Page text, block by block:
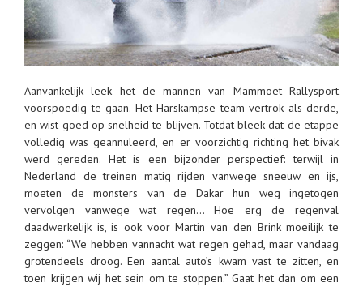
Aanvankelijk leek het de mannen van Mammoet Rallysport
voorspoedig te gaan. Het Harskampse team vertrok als derde,
en wist goed op snelheid te blijven. Totdat bleek dat de etappe
volledig was geannuleerd, en er voorzichtig richting het bivak
werd gereden. Het is een bijzonder perspectief: terwijl in
Nederland de treinen matig rijden vanwege sneeuw en ijs,
moeten de monsters van de Dakar hun weg ingetogen
vervolgen vanwege wat regen… Hoe erg de regenval
daadwerkelijk is, is ook voor Martin van den Brink moeilijk te
zeggen: “We hebben vannacht wat regen gehad, maar vandaag
grotendeels droog. Een aantal auto’s kwam vast te zitten, en
toen krijgen wij het sein om te stoppen.” Gaat het dan om een